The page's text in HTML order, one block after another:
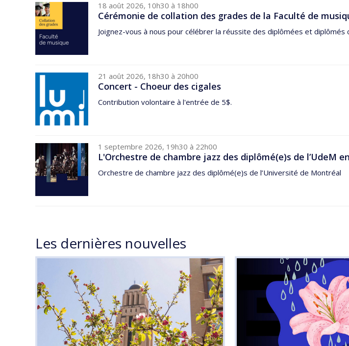
18 août 2026, 10h30 à 18h00
Cérémonie de collation des grades de la Faculté de
Joignez-vous à nous pour célébrer la réussite des diplômées et
21 août 2026, 18h30 à 20h00
Concert - Choeur des cigales
Contribution volontaire à l'entrée de 5$.
1 septembre 2026, 19h30 à 22h00
L'Orchestre de chambre jazz des diplômé(e)s de l’UdeM
Orchestre de chambre jazz des diplômé(e)s de l’Université de Montréal
Les dernières nouvelles